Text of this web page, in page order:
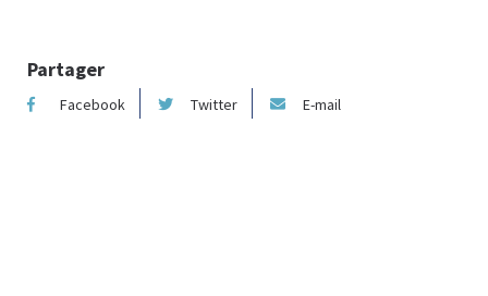
Partager
Facebook Twitter E-mail